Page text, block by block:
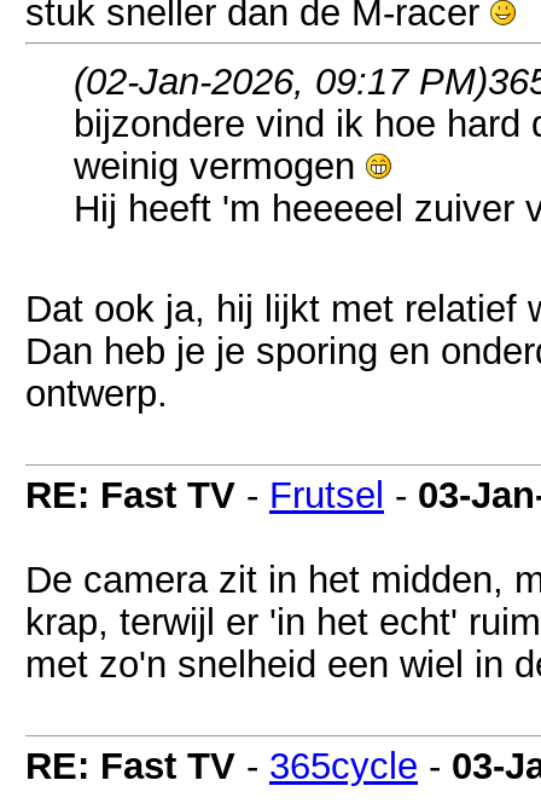
stuk sneller dan de M-racer
(02-Jan-2026, 09:17 PM)
bijzondere vind ik hoe
weinig vermogen
Hij heeft 'm heeeeel zuiver
Dat ook ja, hij lijkt met relatief
Dan heb je je sporing en
ontwerp.
RE: Fast TV - Frutsel - 03-
De camera zit in het midden,
krap, terwijl er 'in het echt'
met zo'n snelheid een wiel in
RE: Fast TV - 365cycle - 03-